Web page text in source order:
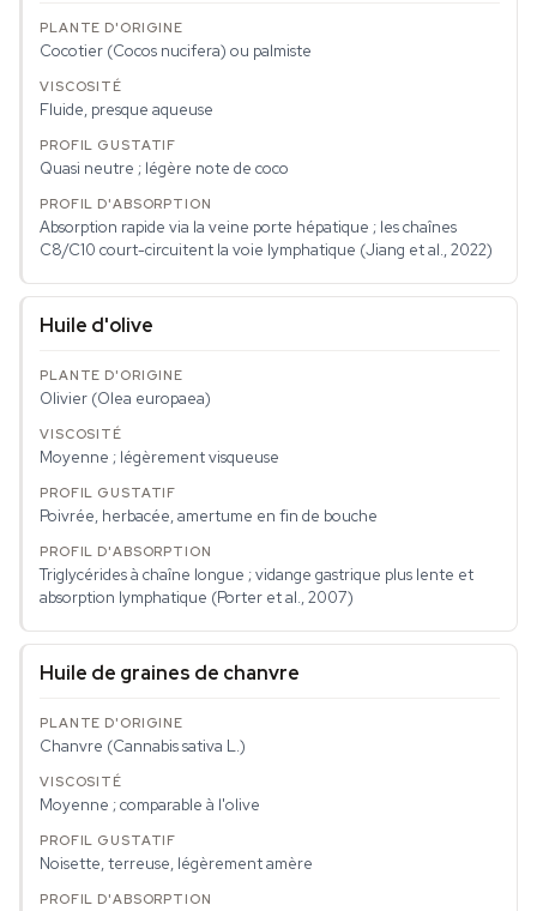
Cocotier (Cocos nucifera) ou palmiste
Fluide, presque aqueuse
Quasi neutre ; légère note de coco
Absorption rapide via la veine porte hépatique ; les chaînes
C8/C10 court-circuitent la voie lymphatique (Jiang et al., 2022)
Huile d'olive
Olivier (Olea europaea)
Moyenne ; légèrement visqueuse
Poivrée, herbacée, amertume en fin de bouche
Triglycérides à chaîne longue ; vidange gastrique plus lente et
absorption lymphatique (Porter et al., 2007)
Huile de graines de chanvre
Chanvre (Cannabis sativa L.)
Moyenne ; comparable à l'olive
Noisette, terreuse, légèrement amère